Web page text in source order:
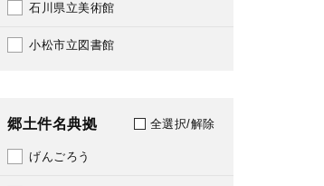
1980
1981
1983
1984
石川県立美術館
小松市立図書館
郷土件名典拠 全選択/解除
げんごろう